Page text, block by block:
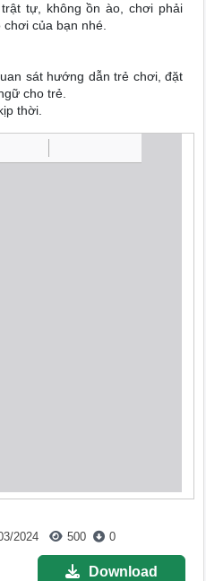
tự, không ồn ào, chơi phải
của bạn nhé.
sát hướng dẫn trẻ chơi, đặt
cho trẻ.
thời.
2024 500 0
Download